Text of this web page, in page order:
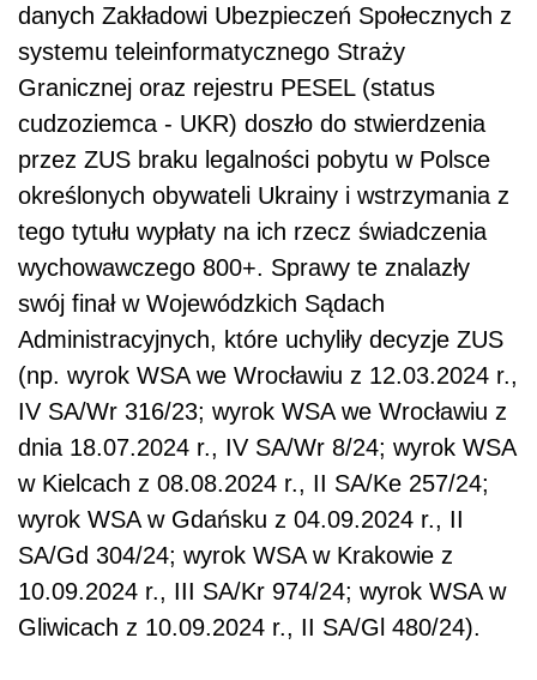
danych Zakładowi Ubezpieczeń Społecznych z
systemu teleinformatycznego Straży
Granicznej oraz rejestru PESEL (status
cudzoziemca - UKR) doszło do stwierdzenia
przez ZUS braku legalności pobytu w Polsce
określonych obywateli Ukrainy i wstrzymania z
tego tytułu wypłaty na ich rzecz świadczenia
wychowawczego 800+. Sprawy te znalazły
swój finał w Wojewódzkich Sądach
Administracyjnych, które uchyliły decyzje ZUS
(np. wyrok WSA we Wrocławiu z 12.03.2024 r.,
IV SA/Wr 316/23; wyrok WSA we Wrocławiu z
dnia 18.07.2024 r., IV SA/Wr 8/24; wyrok WSA
w Kielcach z 08.08.2024 r., II SA/Ke 257/24;
wyrok WSA w Gdańsku z 04.09.2024 r., II
SA/Gd 304/24; wyrok WSA w Krakowie z
10.09.2024 r., III SA/Kr 974/24; wyrok WSA w
Gliwicach z 10.09.2024 r., II SA/Gl 480/24).